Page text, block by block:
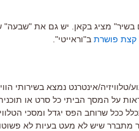
מציג בקאן. יש גם את "שבעה"
קצת פושרת ב"וראייטי".
על המסך הביתי כל סרט או
ככל שרוחב הפס יגדל ומסכי
מתברר שיש לא מעט בעיות לא